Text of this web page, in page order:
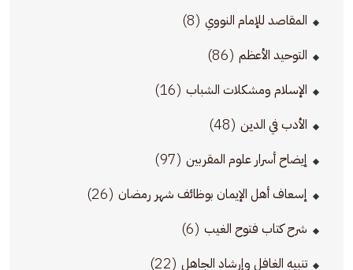
المقاصد للإمام النووي (8)
التوحيد الأعظم (86)
الإسلام ومشكلات الشباب (16)
الأدب في الدين (48)
إيضاح أسرار علوم المقربين (97)
إسعاف أهل الإيمان بوظائف شهر رمضان (26)
شرح كتاب فتوح الغيب (6)
تنبيه الغافل وإرشاد الجاهل (22)